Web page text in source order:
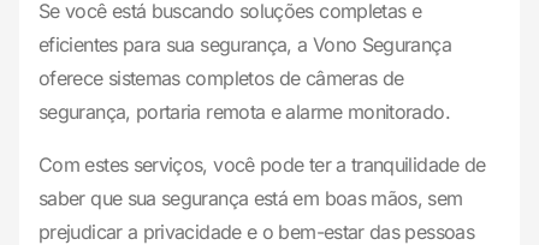
Se você está buscando soluções completas e
eficientes para sua segurança, a Vono Segurança
oferece sistemas completos de câmeras de
segurança, portaria remota e alarme monitorado.
Com estes serviços, você pode ter a tranquilidade de
saber que sua segurança está em boas mãos, sem
prejudicar a privacidade e o bem-estar das pessoas